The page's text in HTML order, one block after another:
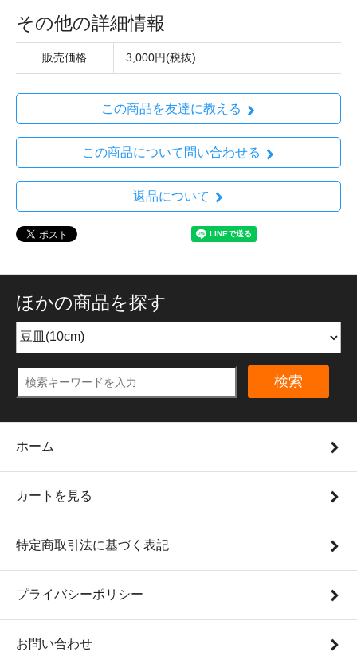
その他の詳細情報
販売価格 3,000円(税抜)
この商品を友達に教える
この商品について問い合わせる
返品について
ほかの商品を探す
検索
ホーム
カートを見る
特定商取引法に基づく表記
プライバシーポリシー
お問い合わせ